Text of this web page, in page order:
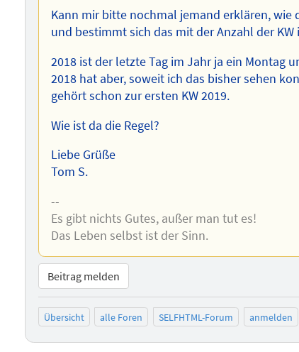
Kann mir bitte nochmal jemand erklären, wie
und bestimmt sich das mit der Anzahl der KW
2018 ist der letzte Tag im Jahr ja ein Montag
2018 hat aber, soweit ich das bisher sehen
gehört schon zur ersten KW 2019.
Wie ist da die Regel?
Liebe Grüße
Tom S.
--
Es gibt nichts Gutes, außer man tut es!
Das Leben selbst ist der Sinn.
Beitrag melden
Übersicht alle Foren SELFHTML-Forum anmelden